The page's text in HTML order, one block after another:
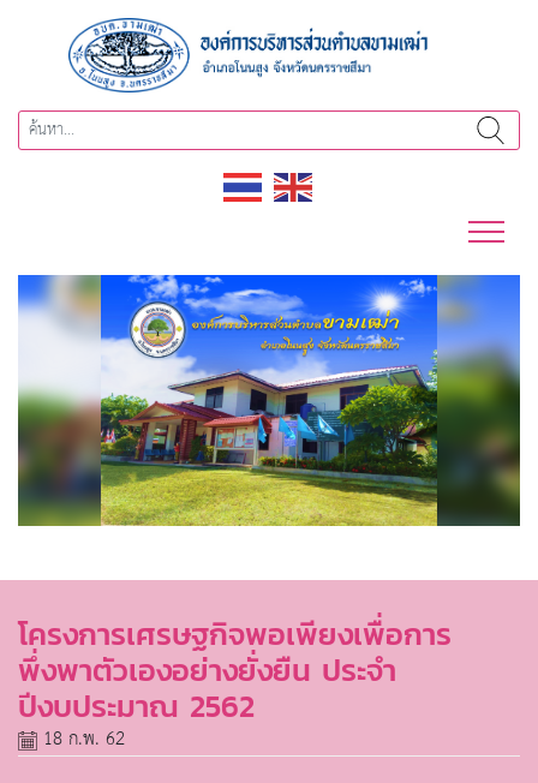
โครงการเศรษฐกิจพอเพียงเพื่อการ
พึ่งพาตัวเองอย่างยั่งยืน ประจำ
ปีงบประมาณ 2562
18 ก.พ. 62